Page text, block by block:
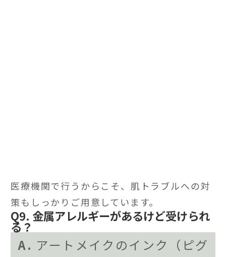
医療機関で行うからこそ、肌トラブルへの対
策もしっかりご用意しています。
Q9. 金属アレルギーがあるけど受けられ
る？
A. アートメイクのインク（ピグ